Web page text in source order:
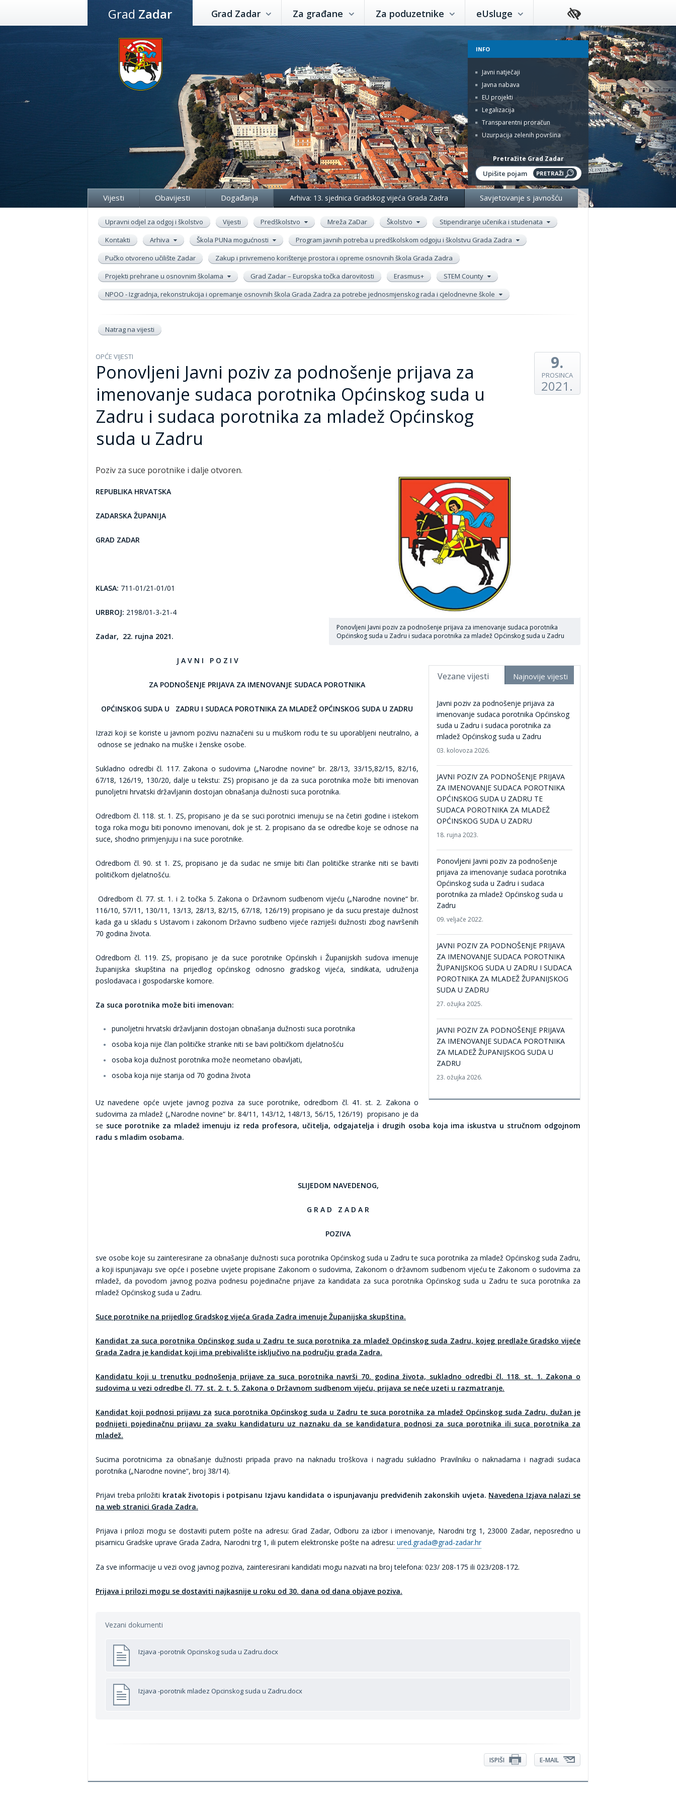
Preskoči
Grad Zadar Grad Zadar Za građane Za poduzetnike eUsluge
INFO
Javni natječaji
Javna nabava
EU projekti
Legalizacija
Transparentni proračun
Uzurpacija zelenih površina
Pretražite Grad Zadar
Vijesti Obavijesti Događanja Arhiva: 13. sjednica Gradskog vijeća Grada Zadra Savjetovanje s javnošću
Upravni odjel za odgoj i školstvo Vijesti Predškolstvo Mreža ZaDar Školstvo
Stipendiranje učenika i studenata
Kontakti
Arhiva Škola PUNa mogućnosti
Program javnih potreba u predškolskom odgoju i školstvu Grada Zadra
Pučko otvoreno učilište Zadar
Zakup i privremeno korištenje prostora i opreme osnovnih škola Grada Zadra
Projekti prehrane u osnovnim školama
Grad Zadar – Europska točka darovitosti Erasmus+
STEM County
NPOO - Izgradnja, rekonstrukcija i opremanje osnovnih škola Grada Zadra za potrebe jednosmjenskog rada i cjelodnevne škole
Natrag na vijesti
OPĆE VIJESTI
Ponovljeni Javni poziv za podnošenje prijava za
imenovanje sudaca porotnika Općinskog suda u
Zadru i sudaca porotnika za mladež Općinskog
suda u Zadru
9.
PROSINCA
2021.
Ponovljeni Javni poziv za podnošenje prijava za imenovanje sudaca porotnika
Općinskog suda u Zadru i sudaca porotnika za mladež Općinskog suda u Zadru
Vezane vijesti Najnovije vijesti
Javni poziv za podnošenje prijava za
imenovanje sudaca porotnika Općinskog
suda u Zadru i sudaca porotnika za
mladež Općinskog suda u Zadru
03. kolovoza 2026.
JAVNI POZIV ZA PODNOŠENJE PRIJAVA
ZA IMENOVANJE SUDACA POROTNIKA
OPĆINSKOG SUDA U ZADRU TE
SUDACA POROTNIKA ZA MLADEŽ
OPĆINSKOG SUDA U ZADRU
18. rujna 2023.
Ponovljeni Javni poziv za podnošenje
prijava za imenovanje sudaca porotnika
Općinskog suda u Zadru i sudaca
porotnika za mladež Općinskog suda u
Zadru
09. veljače 2022.
JAVNI POZIV ZA PODNOŠENJE PRIJAVA
ZA IMENOVANJE SUDACA POROTNIKA
ŽUPANIJSKOG SUDA U ZADRU I SUDACA
POROTNIKA ZA MLADEŽ ŽUPANIJSKOG
SUDA U ZADRU
27. ožujka 2025.
JAVNI POZIV ZA PODNOŠENJE PRIJAVA
ZA IMENOVANJE SUDACA POROTNIKA
ZA MLADEŽ ŽUPANIJSKOG SUDA U
ZADRU
23. ožujka 2026.
Poziv za suce porotnike i dalje otvoren.
REPUBLIKA HRVATSKA
ZADARSKA ŽUPANIJA
GRAD ZADAR
KLASA: 711-01/21-01/01
URBROJ: 2198/01-3-21-4
Zadar, 22. rujna 2021.
J A V N I P O Z I V
ZA PODNOŠENJE PRIJAVA ZA IMENOVANJE SUDACA POROTNIKA
OPĆINSKOG SUDA U ZADRU I SUDACA POROTNIKA ZA MLADEŽ OPĆINSKOG SUDA U ZADRU
Izrazi koji se koriste u javnom pozivu naznačeni su u muškom rodu te su uporabljeni neutralno, a
odnose se jednako na muške i ženske osobe.
Sukladno odredbi čl. 117. Zakona o sudovima („Narodne novine“ br. 28/13, 33/15,82/15, 82/16,
67/18, 126/19, 130/20, dalje u tekstu: ZS) propisano je da za suca porotnika može biti imenovan
punoljetni hrvatski državljanin dostojan obnašanja dužnosti suca porotnika.
Odredbom čl. 118. st. 1. ZS, propisano je da se suci porotnici imenuju se na četiri godine i istekom
toga roka mogu biti ponovno imenovani, dok je st. 2. propisano da se odredbe koje se odnose na
suce, shodno primjenjuju i na suce porotnike.
Odredbom čl. 90. st 1. ZS, propisano je da sudac ne smije biti član političke stranke niti se baviti
političkom djelatnošću.
Odredbom čl. 77. st. 1. i 2. točka 5. Zakona o Državnom sudbenom vijeću („Narodne novine“ br.
116/10, 57/11, 130/11, 13/13, 28/13, 82/15, 67/18, 126/19) propisano je da sucu prestaje dužnost
kada ga u skladu s Ustavom i zakonom Državno sudbeno vijeće razriješi dužnosti zbog navršenih
70 godina života.
Odredbom čl. 119. ZS, propisano je da suce porotnike Općinskih i Županijskih sudova imenuje
županijska skupština na prijedlog općinskog odnosno gradskog vijeća, sindikata, udruženja
poslodavaca i gospodarske komore.
Za suca porotnika može biti imenovan:
punoljetni hrvatski državljanin dostojan obnašanja dužnosti suca porotnika
osoba koja nije član političke stranke niti se bavi političkom djelatnošću
osoba koja dužnost porotnika može neometano obavljati,
osoba koja nije starija od 70 godina života
Uz navedene opće uvjete javnog poziva za suce porotnike, odredbom čl. 41. st. 2. Zakona o
sudovima za mladež („Narodne novine“ br. 84/11, 143/12, 148/13, 56/15, 126/19) propisano je da
se suce porotnike za mladež imenuju iz reda profesora, učitelja, odgajatelja i drugih osoba koja ima iskustva u stručnom odgojnom
radu s mladim osobama.
SLIJEDOM NAVEDENOG,
G R A D Z A D A R
POZIVA
sve osobe koje su zainteresirane za obnašanje dužnosti suca porotnika Općinskog suda u Zadru te suca porotnika za mladež Općinskog suda Zadru,
a koji ispunjavaju sve opće i posebne uvjete propisane Zakonom o sudovima, Zakonom o državnom sudbenom vijeću te Zakonom o sudovima za
mladež, da povodom javnog poziva podnesu pojedinačne prijave za kandidata za suca porotnika Općinskog suda u Zadru te suca porotnika za
mladež Općinskog suda u Zadru.
Suce porotnike na prijedlog Gradskog vijeća Grada Zadra imenuje Županijska skupština.
Kandidat za suca porotnika Općinskog suda u Zadru te suca porotnika za mladež Općinskog suda Zadru, kojeg predlaže Gradsko vijeće
Grada Zadra je kandidat koji ima prebivalište isključivo na području grada Zadra.
Kandidatu koji u trenutku podnošenja prijave za suca porotnika navrši 70. godina života, sukladno odredbi čl. 118. st. 1. Zakona o
sudovima u vezi odredbe čl. 77. st. 2. t. 5. Zakona o Državnom sudbenom vijeću, prijava se neće uzeti u razmatranje.
Kandidat koji podnosi prijavu za suca porotnika Općinskog suda u Zadru te suca porotnika za mladež Općinskog suda Zadru, dužan je
podnijeti pojedinačnu prijavu za svaku kandidaturu uz naznaku da se kandidatura podnosi za suca porotnika ili suca porotnika za
mladež.
Sucima porotnicima za obnašanje dužnosti pripada pravo na naknadu troškova i nagradu sukladno Pravilniku o naknadama i nagradi sudaca
porotnika („Narodne novine“, broj 38/14).
Prijavi treba priložiti kratak životopis i potpisanu Izjavu kandidata o ispunjavanju predviđenih zakonskih uvjeta. Navedena Izjava nalazi se
na web stranici Grada Zadra.
Prijava i prilozi mogu se dostaviti putem pošte na adresu: Grad Zadar, Odboru za izbor i imenovanje, Narodni trg 1, 23000 Zadar, neposredno u
pisarnicu Gradske uprave Grada Zadra, Narodni trg 1, ili putem elektronske pošte na adresu: ured.grada@grad-zadar.hr
Za sve informacije u vezi ovog javnog poziva, zainteresirani kandidati mogu nazvati na broj telefona: 023/ 208-175 ili 023/208-172.
Prijava i prilozi mogu se dostaviti najkasnije u roku od 30. dana od dana objave poziva.
Vezani dokumenti
Izjava -porotnik Opcinskog suda u Zadru.docx
Izjava -porotnik mladez Opcinskog suda u Zadru.docx
E-MAIL
ISPIŠI